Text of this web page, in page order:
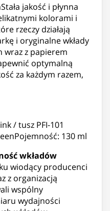
Stała jakość i płynna
kolorami i
rzeczy działają
i oryginalne wkłady
z papierem
optymalną
za każdym razem,
/ tusz PFI-101
130 ml
wkładów
wiodący producenci
z organizacją
wspólny
wydajności